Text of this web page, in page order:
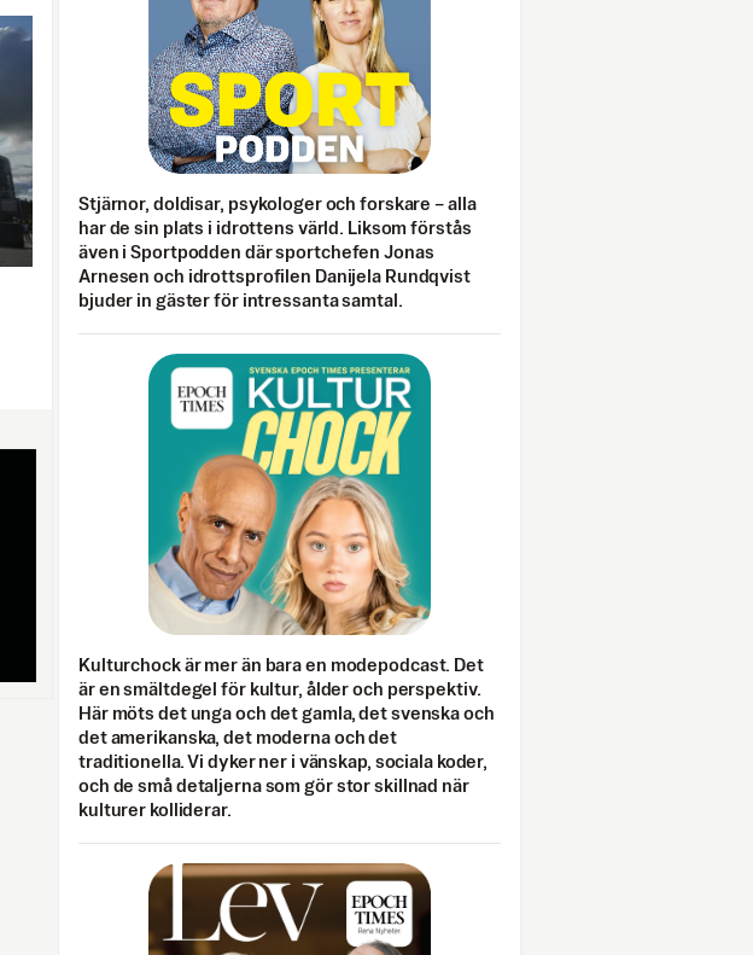
Stjärnor, doldisar, psykologer och forskare – alla
har de sin plats i idrottens värld. Liksom förstås
även i Sportpodden där sportchefen Jonas
Arnesen och idrottsprofilen Danijela Rundqvist
bjuder in gäster för intressanta samtal.
Kulturchock är mer än bara en modepodcast. Det
är en smältdegel för kultur, ålder och perspektiv.
Här möts det unga och det gamla, det svenska och
det amerikanska, det moderna och det
traditionella. Vi dyker ner i vänskap, sociala koder,
och de små detaljerna som gör stor skillnad när
kulturer kolliderar.